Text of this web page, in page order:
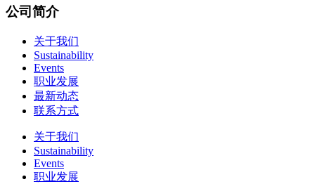
公司简介
关于我们
Sustainability
Events
职业发展
最新动态
联系方式
关于我们
Sustainability
Events
职业发展